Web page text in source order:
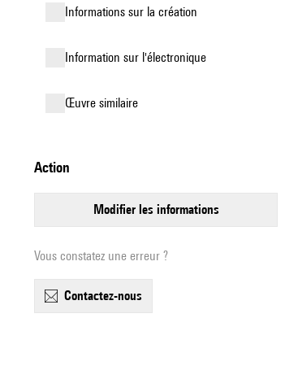
informations sur la création
Information sur l'électronique
œuvre similaire
action
modifier les informations
Vous constatez une erreur ?
contactez-nous